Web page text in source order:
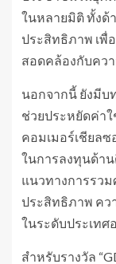
ในหลายมิติ ทั้งด้
ประสิทธิภาพ เพื่
สอดคล้องกับคว
นอกจากนี้ ยังมี
ช่วยประหยัดค่า
คอมเมอร์เชียล
ในการลงทุนด้า
แนวทางการรว
ประสิทธิภาพ คว
ในระดับประเทศ
สำหรับรางวัล